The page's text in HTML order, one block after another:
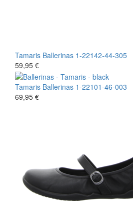
Tamaris Ballerinas 1-22142-44-305
59,95 €
Tamaris Ballerinas 1-22101-46-003
69,95 €